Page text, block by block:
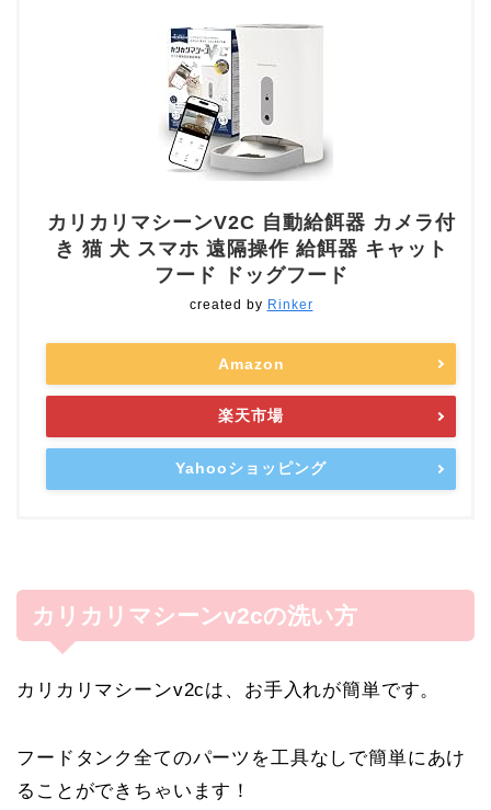
カリカリマシーンV2C 自動給餌器 カメラ付
き 猫 犬 スマホ 遠隔操作 給餌器 キャット
フード ドッグフード
created by Rinker
Amazon
楽天市場
Yahooショッピング
カリカリマシーンv2cの洗い方
カリカリマシーンv2cは、お手入れが簡単です。
フードタンク全てのパーツを工具なしで簡単にあけ
ることができちゃいます！